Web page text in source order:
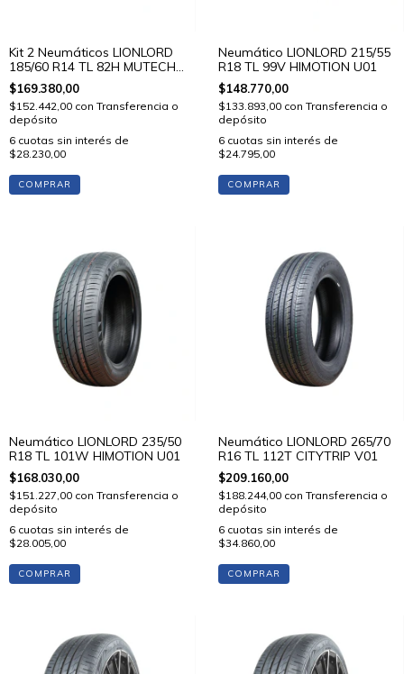
Kit 2 Neumáticos LIONLORD
185/60 R14 TL 82H MUTECH
H01
$169.380,00
$152.442,00 con Transferencia o
depósito
6 cuotas sin interés de
$28.230,00
COMPRAR
Neumático LIONLORD 215/55
R18 TL 99V HIMOTION U01
$148.770,00
$133.893,00 con Transferencia o
depósito
6 cuotas sin interés de
$24.795,00
COMPRAR
Neumático LIONLORD 235/50
R18 TL 101W HIMOTION U01
$168.030,00
$151.227,00 con Transferencia o
depósito
6 cuotas sin interés de
$28.005,00
COMPRAR
Neumático LIONLORD 265/70
R16 TL 112T CITYTRIP V01
$209.160,00
$188.244,00 con Transferencia o
depósito
6 cuotas sin interés de
$34.860,00
COMPRAR